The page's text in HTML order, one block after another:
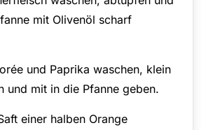
mit Olivenöl scharf
und Paprika waschen, klein
und mit in die Pfanne geben.
einer halben Orange